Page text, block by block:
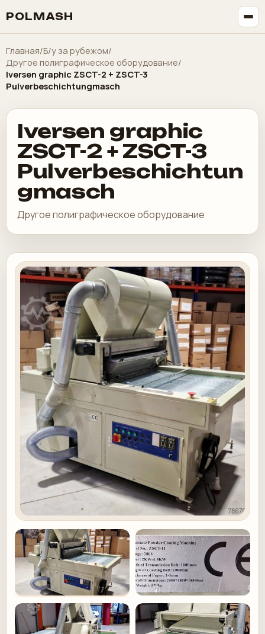
POLMASH
Главная/Б/у за рубежом/
Другое полиграфическое оборудование/
Iversen graphic ZSCT-2 + ZSCT-3
Pulverbeschichtungmasch
Iversen graphic
ZSCT-2 + ZSCT-3
Pulverbeschichtun
gmasch
Другое полиграфическое оборудование